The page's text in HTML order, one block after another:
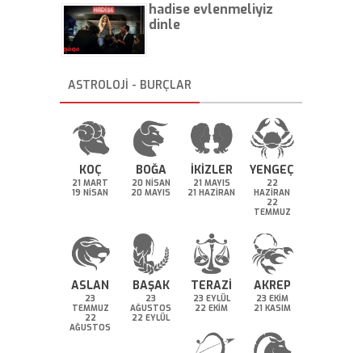
hadise evlenmeliyiz
dinle
ASTROLOJİ - BURÇLAR
KOÇ
21 MART
19 NİSAN
BOĞA
20 NİSAN
20 MAYIS
İKİZLER
21 MAYIS
21 HAZİRAN
YENGEÇ
22
HAZİRAN
22
TEMMUZ
ASLAN
23
TEMMUZ
22
AĞUSTOS
BAŞAK
23
AĞUSTOS
22 EYLÜL
TERAZİ
23 EYLÜL
22 EKİM
AKREP
23 EKİM
21 KASIM